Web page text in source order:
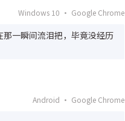
Windows 10 · Google Chrome
一瞬间流泪把，毕竟没经历
Android · Google Chrome